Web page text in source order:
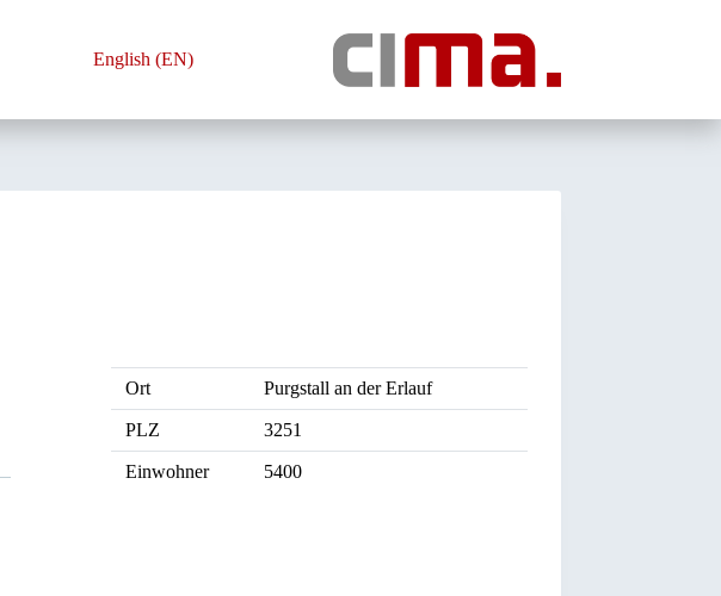
English (EN)
Ort Purgstall an der Erlauf
PLZ 3251
Einwohner 5400